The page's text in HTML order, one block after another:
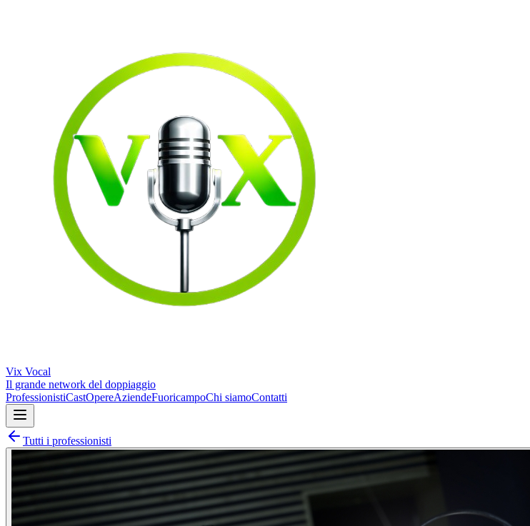
Vix Vocal
Il grande network del doppiaggio
ProfessionistiCastOpereAziendeFuoricampoChi siamoContatti
Tutti i professionisti